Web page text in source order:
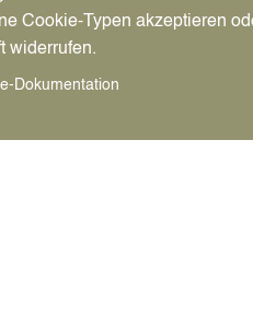
der verstorbenen Person
Cookie-Typen akzeptieren
widerrufen.
Dokumentation